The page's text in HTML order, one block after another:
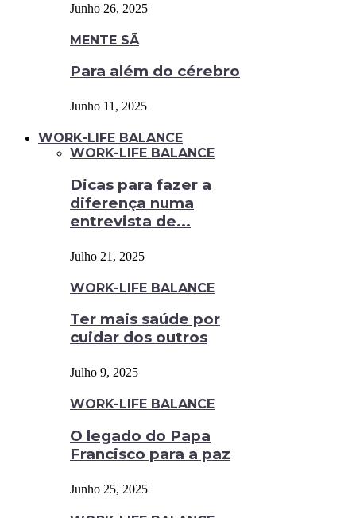
Junho 26, 2025
MENTE SÃ
Para além do cérebro
Junho 11, 2025
WORK-LIFE BALANCE
WORK-LIFE BALANCE
Dicas para fazer a
diferença numa
entrevista de...
Julho 21, 2025
WORK-LIFE BALANCE
Ter mais saúde por
cuidar dos outros
Julho 9, 2025
WORK-LIFE BALANCE
O legado do Papa
Francisco para a paz
Junho 25, 2025